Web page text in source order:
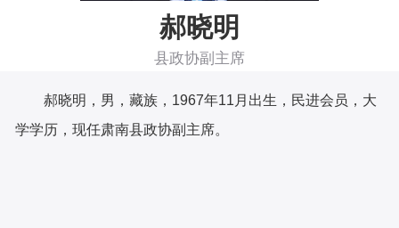
郝晓明
县政协副主席
郝晓明 ， 男，藏族， 1967年11月出生，民进会员，大
学学历，现任肃南县政协副主席。